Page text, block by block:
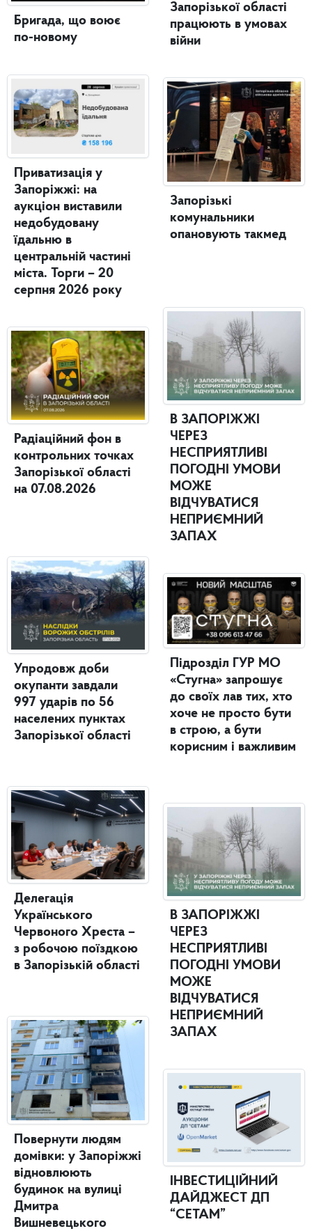
Бригада, що воює
по-новому
Приватизація у
Запоріжжі: на
аукціон виставили
недобудовану
їдальню в
центральній частині
міста. Торги – 20
серпня 2026 року
Радіаційний фон в
контрольних точках
Запорізької області
на 07.08.2026
Упродовж доби
окупанти завдали
997 ударів по 56
населених пунктах
Запорізької області
Делегація
Українського
Червоного Хреста –
з робочою поїздкою
в Запорізькій області
Повернути людям
домівки: у Запоріжжі
відновлюють
будинок на вулиці
Дмитра
Вишневецького
Запорізької області
працюють в умовах
війни
Запорізькі
комунальники
опановують такмед
В ЗАПОРІЖЖІ
ЧЕРЕЗ
НЕСПРИЯТЛИВІ
ПОГОДНІ УМОВИ
МОЖЕ
ВІДЧУВАТИСЯ
НЕПРИЄМНИЙ
ЗАПАХ
Підрозділ ГУР МО
«Стугна» запрошує
до своїх лав тих, хто
хоче не просто бути
в строю, а бути
корисним і важливим
В ЗАПОРІЖЖІ
ЧЕРЕЗ
НЕСПРИЯТЛИВІ
ПОГОДНІ УМОВИ
МОЖЕ
ВІДЧУВАТИСЯ
НЕПРИЄМНИЙ
ЗАПАХ
ІНВЕСТИЦІЙНИЙ
ДАЙДЖЕСТ ДП
“СЕТАМ”